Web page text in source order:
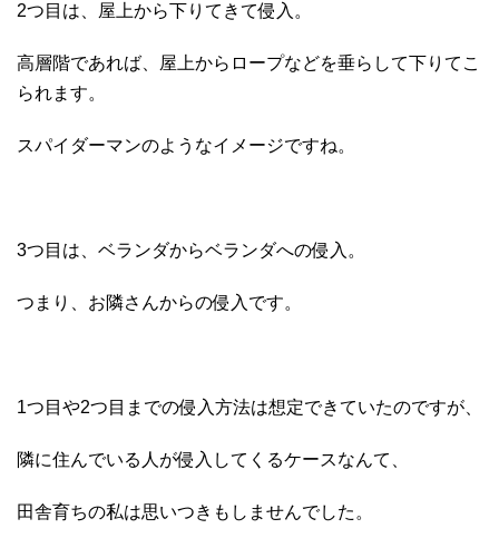
2つ目は、屋上から下りてきて侵入。
高層階であれば、屋上からロープなどを垂らして下りてこ
られます。
スパイダーマンのようなイメージですね。
3つ目は、ベランダからベランダへの侵入。
つまり、お隣さんからの侵入です。
1つ目や2つ目までの侵入方法は想定できていたのですが、
隣に住んでいる人が侵入してくるケースなんて、
田舎育ちの私は思いつきもしませんでした。